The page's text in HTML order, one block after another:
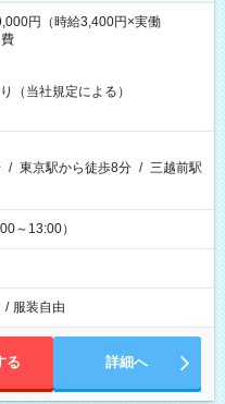
円（時給3,400円×実働
（当社規定による）
/ 東京駅から徒歩8分 / 三越前駅
～13:00）
/ 服装自由
る 詳細へ